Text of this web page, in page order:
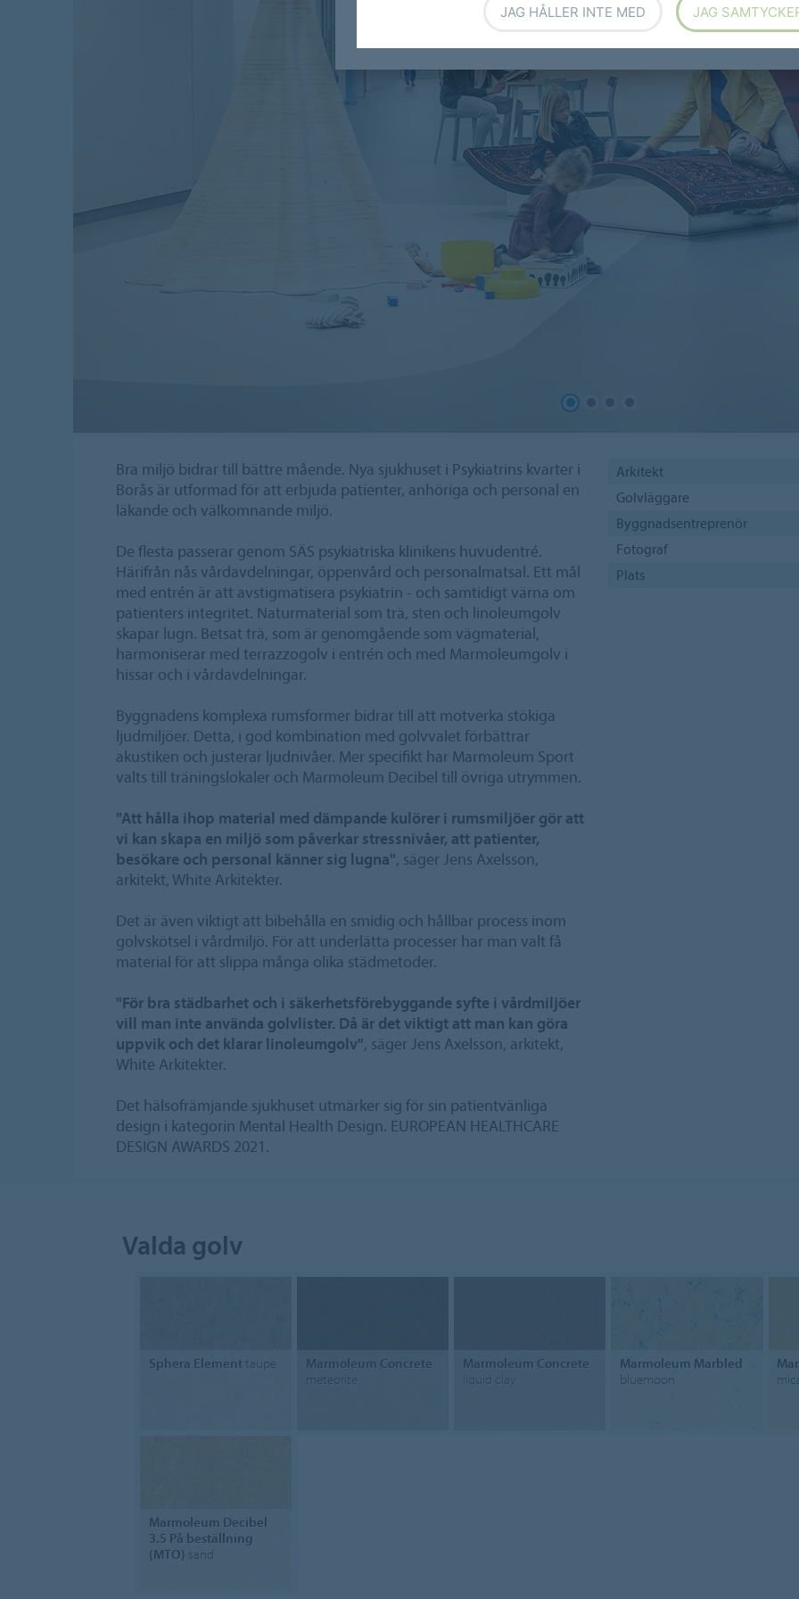
Bra miljö bidrar till bättre mående. Nya sjukhuset i Psykiatrins kvarter i
Borås är utformad för att erbjuda patienter, anhöriga och personal en
läkande och välkomnande miljö.
De flesta passerar genom SÄS psykiatriska klinikens huvudentré.
Härifrån nås vårdavdelningar, öppenvård och personalmatsal. Ett mål
med entrén är att avstigmatisera psykiatrin - och samtidigt värna om
patienters integritet. Naturmaterial som trä, sten och linoleumgolv
skapar lugn. Betsat trä, som är genomgående som vägmaterial,
harmoniserar med terrazzogolv i entrén och med Marmoleumgolv i
hissar och i vårdavdelningar.
Byggnadens komplexa rumsformer bidrar till att motverka stökiga
ljudmiljöer. Detta, i god kombination med golvvalet förbättrar
akustiken och justerar ljudnivåer. Mer specifikt har Marmoleum Sport
valts till träningslokaler och Marmoleum Decibel till övriga utrymmen.
"Att hålla ihop material med dämpande kulörer i rumsmiljöer gör att
vi kan skapa en miljö som påverkar stressnivåer, att patienter,
besökare och personal känner sig lugna", säger Jens Axelsson,
arkitekt, White Arkitekter.
Det är även viktigt att bibehålla en smidig och hållbar process inom
golvskötsel i vårdmiljö. För att underlätta processer har man valt få
material för att slippa många olika städmetoder.
"För bra städbarhet och i säkerhetsförebyggande syfte i vårdmiljöer
vill man inte använda golvlister. Då är det viktigt att man kan göra
uppvik och det klarar linoleumgolv", säger Jens Axelsson, arkitekt,
White Arkitekter.
Det hälsofrämjande sjukhuset utmärker sig för sin patientvänliga
design i kategorin Mental Health Design. EUROPEAN HEALTHCARE
DESIGN AWARDS 2021.
Arkitekt
Golvläggare
Byggnadsentreprenör
Fotograf
Plats
Valda golv
Sphera Elementtaupe
Marmoleum Concrete
meteorite
Marmoleum Concrete
liquid clay
Marmoleum Marbled
bluemoon
Marmoleum Decibel
3.5 På beställning
(MTO) sand
JAG HÅLLER INTE MED JAG